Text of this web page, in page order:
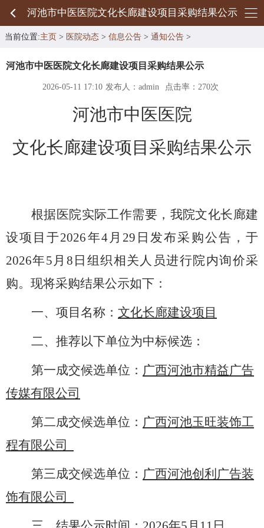
河池市中医医院文化长廊建设项目采购结果公示
当前位置:主页 > 医院动态 > 信息公告 > 通知公告 >
河池市中医医院文化长廊建设项目采购结果公示
2026-05-11 17:10 发布人：admin 点击率： 270次
河池市中医医院
文化长廊建设项目采购结果公示
根据医院实际工作需要，我院文化长廊建
设项目于2026年4月29日发布采购公告，于
2026年5月8日 组织相关人员进行院内询价采
购。现将采购结果公示如下：
一、项目名称： 文化长廊建设项目
二、推荐以下单位为中标候选：
第一成交候选单位： 广西河池市精益广告
传媒有限公司
第二成交候选单位： 广西河池玉旺装饰工
程有限公司
第三成交候选单位： 广西河池创利广告装
饰有限公司